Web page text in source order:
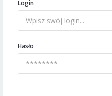
Login
Hasło